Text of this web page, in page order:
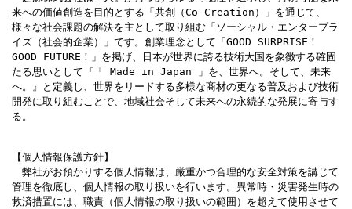
来への価値創造を目的とする「共創（Co-Creation）」を通じて、
様々な社会課題の解決を主として取り組む「ソーシャル・エンタープラ
イズ（社会的企業）」です。創業理念として「GOOD SURPRISE！
GOOD FUTURE！」を掲げ、日本が世界に誇る技術大国を象徴する確固
たる思いとして『「 Made in Japan 」を、世界へ。そして、未来
へ。』と定義し、世界をリードする多様な商材の更なる普及および技術
開発に取り組むことで、地域社会そして未来への永続的な発展に寄与す
る。
【個人情報保護方針】
弊社がお預かりする個人情報は、厳重かつ合理的な安全対策を講じて
管理を徹底し、個人情報の取り扱いを行います。異常時・災害発生時の
救済措置には、職責（個人情報の取り扱いの範囲）を超えて使用させて